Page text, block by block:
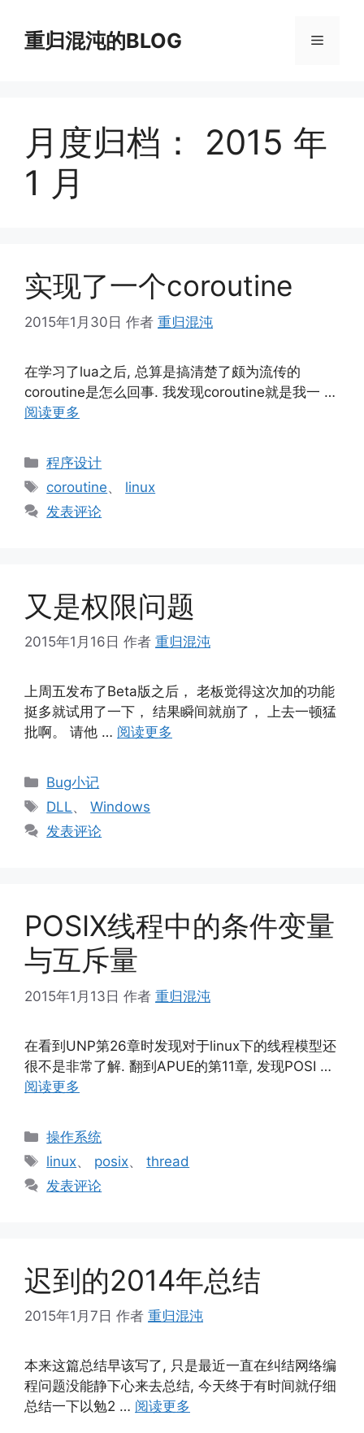
重归混沌的BLOG 菜
月度归档： 2015 年
1 月
实现了一个coroutine
2015年1月30日 作者 重归混沌
在学习了lua之后, 总算是搞清楚了颇为流传的
coroutine是怎么回事. 我发现coroutine就是我一 …
阅读更多
分
程序设计
标
签
coroutine、 linux
发表评论
又是权限问题
2015年1月16日 作者 重归混沌
上周五发布了Beta版之后， 老板觉得这次加的功能
挺多就试用了一下， 结果瞬间就崩了， 上去一顿猛
批啊。 请他 … 阅读更多
分
类
Bug小记
标
签
DLL、Windows
发表评论
POSIX线程中的条件变量
与互斥量
2015年1月13日 作者 重归混沌
在看到UNP第26章时发现对于linux下的线程模型还
很不是非常了解. 翻到APUE的第11章, 发现POSI …
阅读更多
分
类
操作系统
标
签
linux、 posix、thread
发表评论
迟到的2014年总结
2015年1月7日 作者 重归混沌
本来这篇总结早该写了, 只是最近一直在纠结网络编
程问题没能静下心来去总结, 今天终于有时间就仔细
总结一下以勉2 … 阅读更多